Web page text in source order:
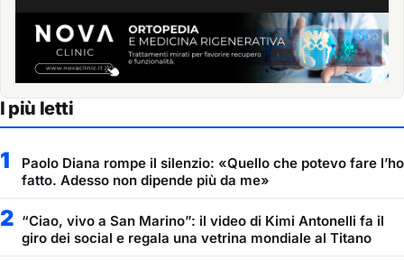
I più letti
1
Paolo Diana rompe il silenzio: «Quello che potevo fare l’ho
fatto. Adesso non dipende più da me»
2 “Ciao, vivo a San Marino”: il video di Kimi Antonelli fa il
giro dei social e regala una vetrina mondiale al Titano